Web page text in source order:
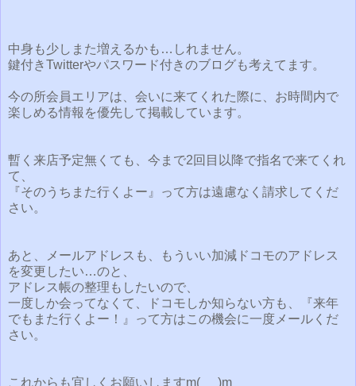
中身も少しまた増えるかも…しれません。
鍵付きTwitterやパスワード付きのブログも考えてます。
今の所会員エリアは、会いに来てくれた際に、お時間内で
楽しめる情報を優先して掲載しています。
暫く来店予定無くても、今まで2回目以降で指名で来てくれ
て、
『そのうちまた行くよー』って方は遠慮なく請求してくだ
さい。
あと、メールアドレスも、もういい加減ドコモのアドレス
を変更したい…のと、
アドレス帳の整理もしたいので、
一度しか会ってなくて、ドコモしか知らない方も、『来年
でもまた行くよー！』って方はこの機会に一度メールくだ
さい。
これからも宜しくお願いしますm(_ _)m